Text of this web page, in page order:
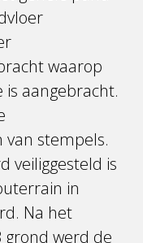
waarop
aangebracht.
van stempels.
veiliggesteld is
in
Na het
grond werd de